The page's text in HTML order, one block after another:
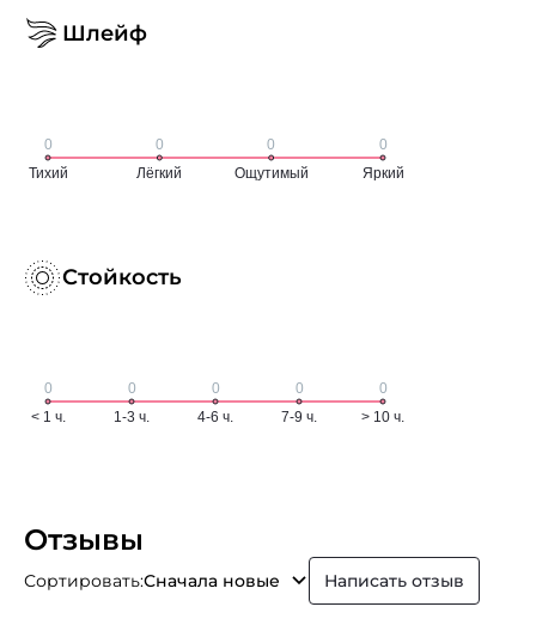
Шлейф
Стойкость
Отзывы
Сортировать:Сначала новые Написать отзыв